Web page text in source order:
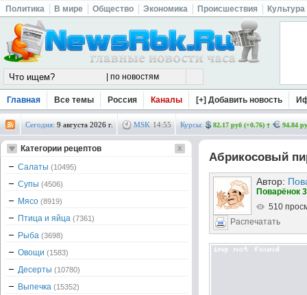
Политика В мире Общество Экономика Происшествия Культура
Главная Все темы Россия Каналы [+] Добавить новость
Сегодня: 9 августа 2026 г. MSK 14:55 Курсы: 82.17 руб (+0.76) 94.84
Абрикосовый
Автор:
Поварёнок
510
Распечатать
Категории рецептов
Салаты (10495)
Супы (4506)
Мясо (8919)
Птица и яйца (7361)
Рыба (3698)
Овощи (1583)
Десерты (10780)
Выпечка (15352)